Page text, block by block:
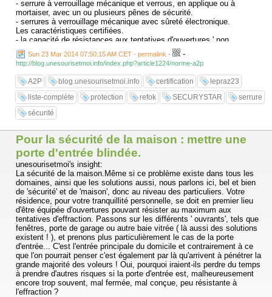
- serrure à verrouillage mécanique et verrous, en applique ou à
mortaiser, avec un ou plusieurs pênes de sécurité.
- serrures à verrouillage mécanique avec sûreté électronique.
Les caractéristiques certifiées.
- la capacité de résistances aux tentatives d'ouvertures ' non
autorisées ', pendant un temps donné, ou aux attaques utilisant la
force physique et des outils.
- la capacité de la serrure à résister à des tentatives d'ouverture ' fine '.
Sun 23 Mar 2014 07:50:15 AM CET - permalink - -
http://blog.unesourisetmoi.info/index.php?article1224/norme-a2p
A2P blog.unesourisetmoi.info certification
lepraz23
liste-complète
protection refok SECURYSTAR
serrure
sécurité
Pour la sécurité de la maison : mettre une
porte d'entrée blindée.
unesourisetmoi's insight:
La sécurité de la maison.Même si ce problème existe dans tous les
domaines, ainsi que les solutions aussi, nous parlons ici, bel et bien
de 'sécurité' et de 'maison', donc au niveau des particuliers. Votre
résidence, pour votre tranquillité personnelle, se doit en premier lieu
d'être équipée d'ouvertures pouvant résister au maximum aux
tentatives d'effraction. Passons sur les différents ' ouvrants', tels que
fenêtres, porte de garage ou autre baie vitrée ( là aussi des solutions
existent ! ), et prenons plus particulièrement le cas de la porte
d'entrée... C'est l'entrée principale du domicile et contrairement à ce
que l'on pourrait penser c'est également par là qu'arrivent à pénétrer la
grande majorité des voleurs ! Oui, pourquoi iraient-ils perdre du temps
à prendre d'autres risques si la porte d'entrée est, malheureusement
encore trop souvent, mal fermée, mal conçue, peu résistante à
l'effraction ?